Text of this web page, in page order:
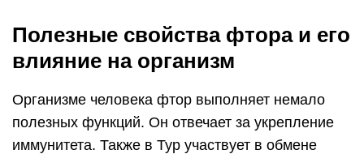
Полезные свойства фтора и его
влияние на организм
Организме человека фтор выполняет немало
полезных функций. Он отвечает за укрепление
иммунитета. Также в Тур участвует в обмене